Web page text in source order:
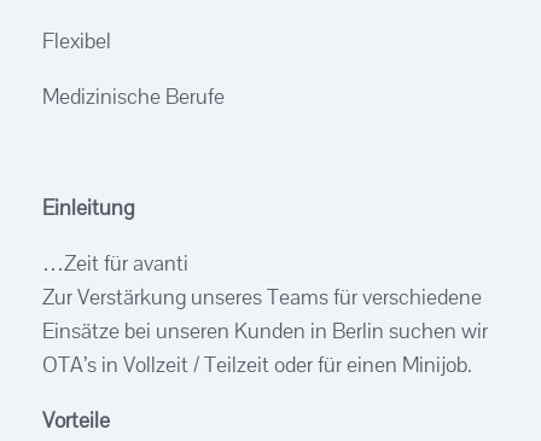
Flexibel
Medizinische Berufe
Einleitung
…Zeit für avanti
Zur Verstärkung unseres Teams für verschiedene
Einsätze bei unseren Kunden in Berlin suchen wir
OTA’s in Vollzeit / Teilzeit oder für einen Minijob.
Vorteile